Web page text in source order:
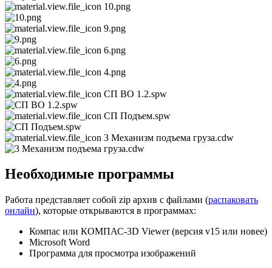
10.png
9.png
6.png
4.png
СП ВО 1.2.spw
СП Подъем.spw
3 Механизм подъема груза.cdw
Необходимые программы
Работа представляет собой zip архив с файлами (распаковать
онлайн), которые открываются в программах:
Компас или КОМПАС-3D Viewer (версия v15 или новее)
Microsoft Word
Программа для просмотра изображений